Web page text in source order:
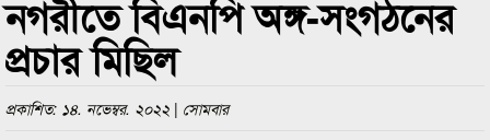
নগরীতে বিএনপি অঙ্গ-সংগঠনের
প্রচার মিছিল
প্রকাশিত: ১৪. নভেম্বর. ২০২২ | সোমবার